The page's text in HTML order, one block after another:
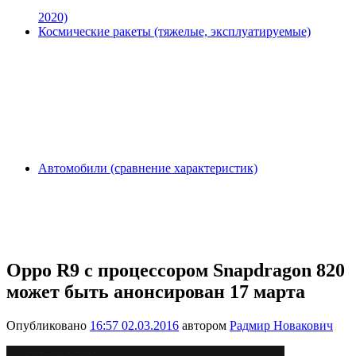
2020)
Космические ракеты (тяжелые, эксплуатируемые)
Автомобили (сравнение характеристик)
Oppo R9 с процессором Snapdragon 820
может быть анонсирован 17 марта
Опубликовано 16:57 02.03.2016 автором Радмир Новакович